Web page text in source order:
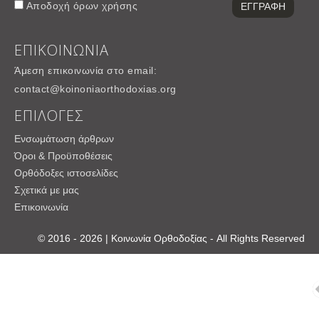
Αποδοχή όρων χρήσης
ΕΠΙΚΟΙΝΩΝΙΑ
Άμεση επικοινωνία στο email:
contact@koinoniaorthodoxias.org
ΕΠΙΛΟΓΕΣ
Ενσωμάτωση άρθρων
Όροι & Προϋποθέσεις
Ορθόδοξες ιστοσελίδες
Σχετικά με μας
Επικοινωνία
© 2016 - 2026 | Κοινωνία Ορθοδοξίας - All Rights Reserved